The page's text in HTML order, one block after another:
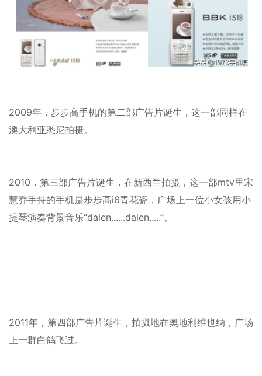
2009年，步步高手机的第二部广告片诞生，这一部同样在
澳大利亚悉尼拍摄。
2010，第三部广告片诞生，在新西兰拍摄，这一部mtv里宋
慧乔手持的手机是步步高i6青花瓷，广场上一位小女孩用小
提琴演奏背景音乐“dalen......dalen.....”。
2011年，第四部广告片诞生，拍摄地在奥地利维也纳，广场
上一群白鸽飞过。